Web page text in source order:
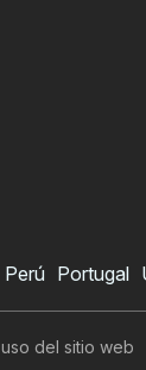
Perú Portugal
del sitio web